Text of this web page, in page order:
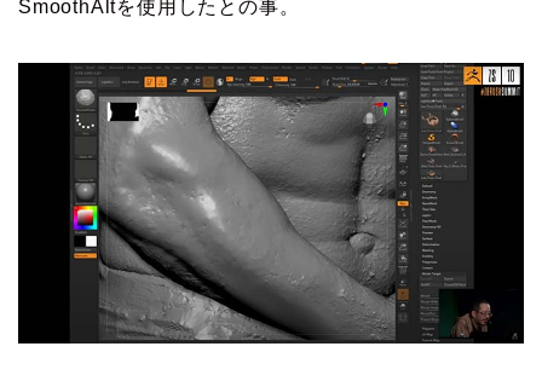
SmoothAltを使用したとの事。